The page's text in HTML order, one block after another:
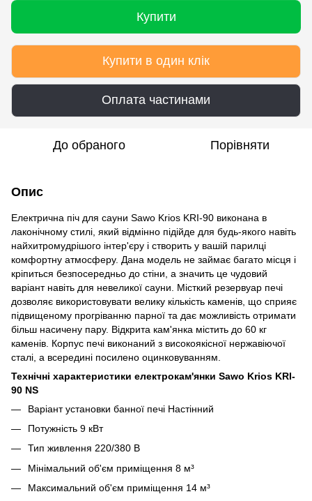
Купити
Купити в один клік
Оплата частинами
До обраного Порівняти
Опис
Електрична піч для сауни Sawo Krios KRI-90 виконана в
лаконічному стилі, який відмінно підійде для будь-якого навіть
найхитромудрішого інтер'єру і створить у вашій парилці
комфортну атмосферу. Дана модель не займає багато місця і
кріпиться безпосередньо до стіни, а значить це чудовий
варіант навіть для невеликої сауни. Місткий резервуар печі
дозволяє використовувати велику кількість каменів, що сприяє
підвищеному прогріванню парної та дає можливість отримати
більш насичену пару. Відкрита кам'янка містить до 60 кг
каменів. Корпус печі виконаний з високоякісної нержавіючої
сталі, а всередині посилено оцинковуванням.
Технічні характеристики електрокам'янки Sawo Krios KRI-
90 NS
Варіант установки банної печі Настінний
Потужність 9 кВт
Тип живлення 220/380 В
Мінімальний об'єм приміщення 8 м³
Максимальний об'єм приміщення 14 м³